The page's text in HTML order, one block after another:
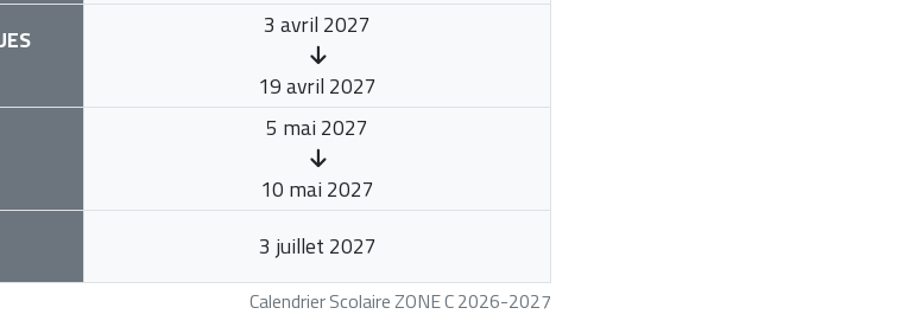
Calendrier Scolaire ZONE C 2026-2027
3 avril 2027
19 avril 2027
5 mai 2027
10 mai 2027
3 juillet 2027